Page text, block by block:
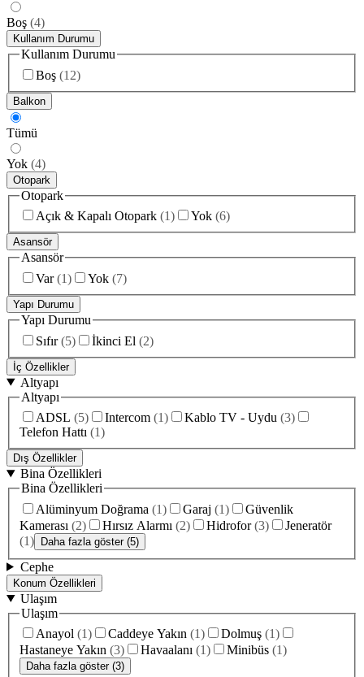
Boş (4)
Kullanım Durumu
Kullanım Durumu
Boş (12)
Balkon
Tümü
Yok (4)
Otopark
Otopark
Açık & Kapalı Otopark (1) Yok (6)
Asansör
Asansör
Var (1) Yok (7)
Yapı Durumu
Yapı Durumu
Sıfır (5) İkinci El (2)
İç Özellikler
Altyapı
Altyapı
ADSL (5) Intercom (1) Kablo TV - Uydu (3)
Telefon Hattı (1)
Dış Özellikler
Bina Özellikleri
Bina Özellikleri
Alüminyum Doğrama (1) Garaj (1)
Güvenlik
Kamerası (2) Hırsız Alarmı (2) Hidrofor (3)
Jeneratör
(1) Daha fazla göster (5)
Cephe
Konum Özellikleri
Ulaşım
Ulaşım
Anayol (1) Caddeye Yakın (1) Dolmuş (1)
Hastaneye Yakın (3) Havaalanı (1) Minibüs (1)
Daha fazla göster (3)